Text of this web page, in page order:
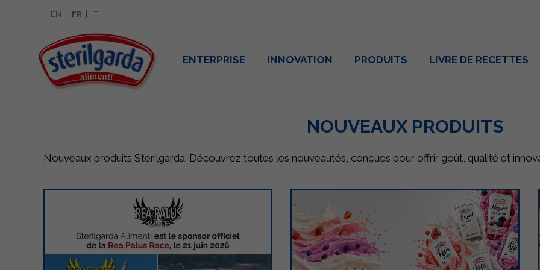
EN FR IT
ENTERPRISE INNOVATION PRODUITS LIVRE DE RECETTES
NOUVEAUX PRODUITS
Nouveaux produits Sterilgarda. Découvrez toutes les nouveautés, conçues pour offrir goût, qualité et